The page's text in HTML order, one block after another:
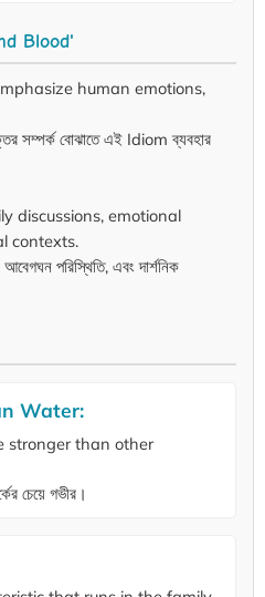
Blood'
human emotions,
সম্পর্ক বোঝাতে এই Idiom ব্যবহার
discussions, emotional
contexts.
আবেগঘন পরিস্থিতি, এবং দার্শনিক
Water:
stronger than other
চেয়ে গভীর।